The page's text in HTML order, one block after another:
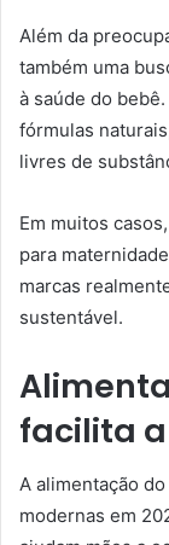
Além da
também uma
à saúde do
fórmulas
livres de
Em muitos
para
marcas
sustentável.
facilita
A alimentação
modernas em